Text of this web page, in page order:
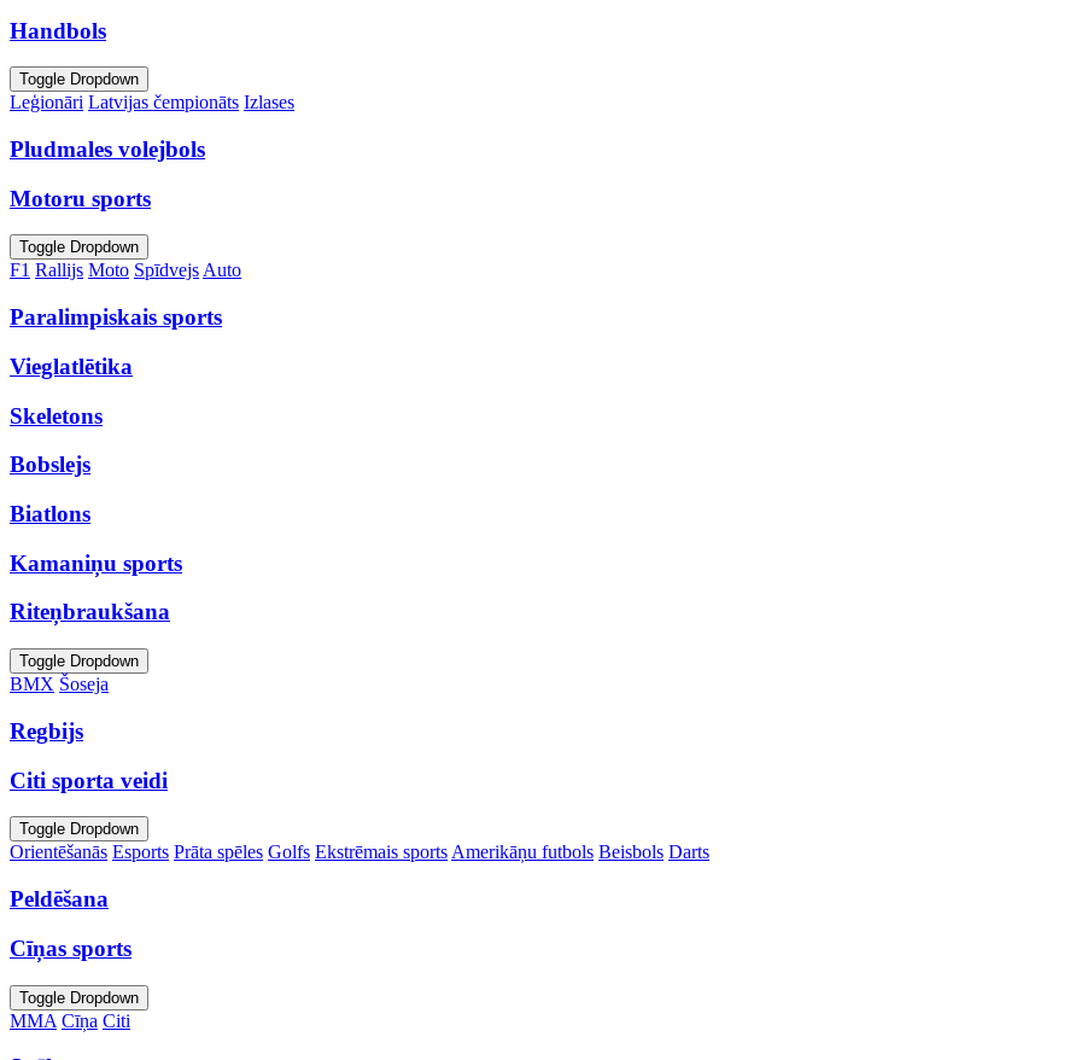
Handbols
Toggle Dropdown
Leģionāri Latvijas čempionāts Izlases
Pludmales volejbols
Motoru sports
Toggle Dropdown
F1 Rallijs Moto SpīdvejsAuto
Paralimpiskais sports
Vieglatlētika
Skeletons
Bobslejs
Biatlons
Kamaniņu sports
Riteņbraukšana
Toggle Dropdown
BMX Šoseja
Regbijs
Citi sporta veidi
Toggle Dropdown
Orientēšanās Esports Prāta spēles Golfs Ekstrēmais sports Amerikāņu futbols Beisbols Darts
Peldēšana
Cīņas sports
Toggle Dropdown
MMA Cīņa Citi